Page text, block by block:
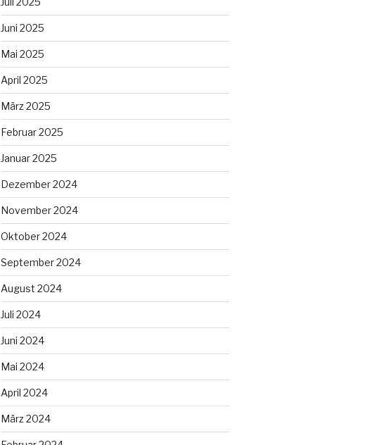
Juni 2025
Mai 2025
April 2025
März 2025
Februar 2025
Januar 2025
Dezember 2024
November 2024
Oktober 2024
September 2024
August 2024
Juli 2024
Juni 2024
Mai 2024
April 2024
März 2024